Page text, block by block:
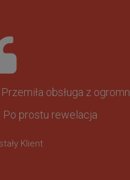
obsługa z
Po prostu rewelacja
Klient